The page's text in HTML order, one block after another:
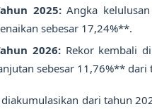
2025:Angka
sebesar 17,24%**.
2026:Rekor kembali
sebesar 11,76%** dari
diakumulasikan dari tahun